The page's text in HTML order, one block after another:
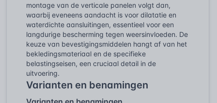
montage van de verticale panelen volgt dan,
waarbij eveneens aandacht is voor dilatatie en
waterdichte aansluitingen, essentieel voor een
langdurige bescherming tegen weersinvloeden. De
keuze van bevestigingsmiddelen hangt af van het
bekledingsmateriaal en de specifieke
belastingseisen, een cruciaal detail in de
uitvoering.
Varianten en benamingen